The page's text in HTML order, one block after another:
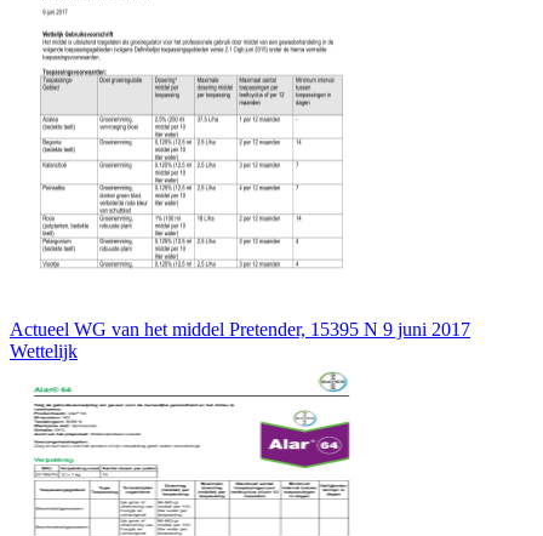
Actueel WG van het middel Pretender, 15395 N 9 juni 2017
Wettelijk